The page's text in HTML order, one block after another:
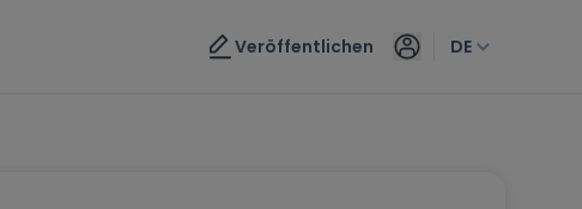
Veröffentlichen DE